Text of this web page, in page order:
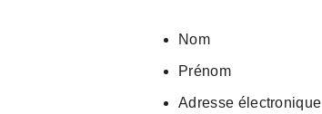
Nom
Prénom
Adresse électronique